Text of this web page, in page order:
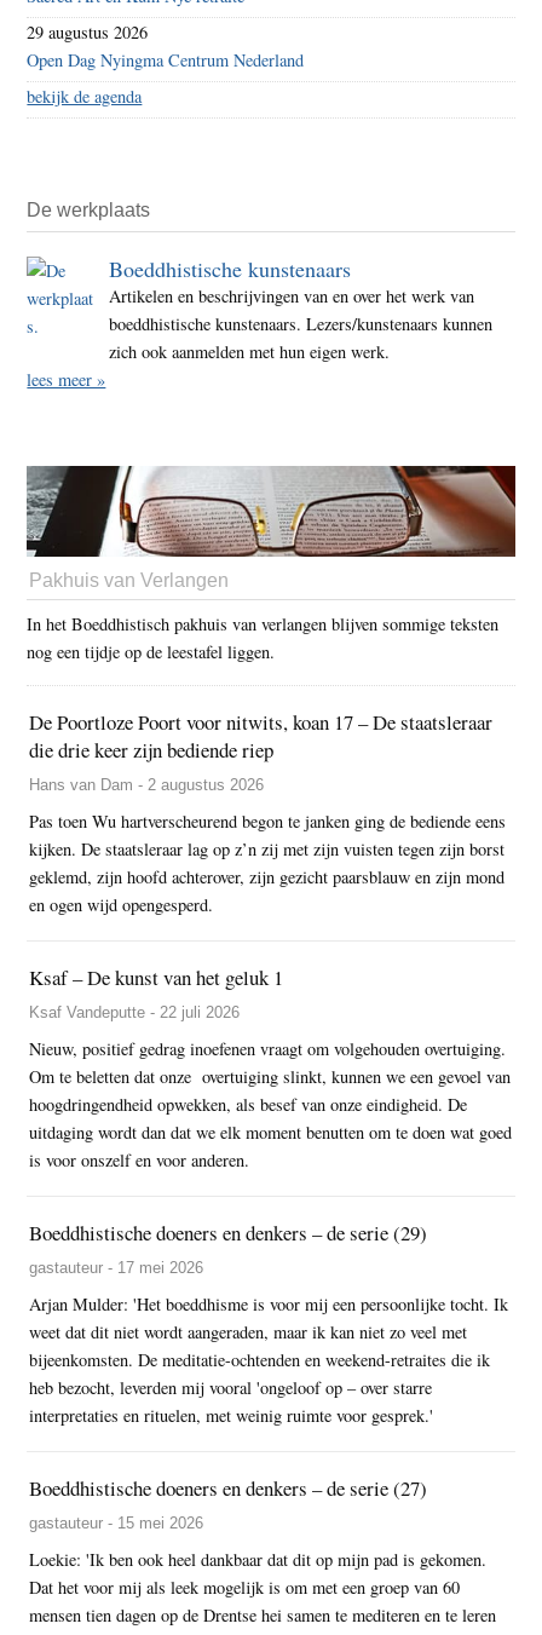
29 augustus 2026
Open Dag Nyingma Centrum Nederland
bekijk de agenda
De werkplaats
Boeddhistische kunstenaars
Artikelen en beschrijvingen van en over het werk van
boeddhistische kunstenaars. Lezers/kunstenaars kunnen
zich ook aanmelden met hun eigen werk.
lees meer »
Pakhuis van Verlangen
In het Boeddhistisch pakhuis van verlangen blijven sommige teksten
nog een tijdje op de leestafel liggen.
De Poortloze Poort voor nitwits, koan 17 – De staatsleraar
die drie keer zijn bediende riep
Hans van Dam - 2 augustus 2026
Pas toen Wu hartverscheurend begon te janken ging de bediende eens
kijken. De staatsleraar lag op z’n zij met zijn vuisten tegen zijn borst
geklemd, zijn hoofd achterover, zijn gezicht paarsblauw en zijn mond
en ogen wijd opengesperd.
Ksaf – De kunst van het geluk 1
Ksaf Vandeputte - 22 juli 2026
Nieuw, positief gedrag inoefenen vraagt om volgehouden overtuiging.
Om te beletten dat onze overtuiging slinkt, kunnen we een gevoel van
hoogdringendheid opwekken, als besef van onze eindigheid. De
uitdaging wordt dan dat we elk moment benutten om te doen wat goed
is voor onszelf en voor anderen.
Boeddhistische doeners en denkers – de serie (29)
gastauteur - 17 mei 2026
Arjan Mulder: 'Het boeddhisme is voor mij een persoonlijke tocht. Ik
weet dat dit niet wordt aangeraden, maar ik kan niet zo veel met
bijeenkomsten. De meditatie-ochtenden en weekend-retraites die ik
heb bezocht, leverden mij vooral 'ongeloof op – over starre
interpretaties en rituelen, met weinig ruimte voor gesprek.'
Boeddhistische doeners en denkers – de serie (27)
gastauteur - 15 mei 2026
Loekie: 'Ik ben ook heel dankbaar dat dit op mijn pad is gekomen.
Dat het voor mij als leek mogelijk is om met een groep van 60
mensen tien dagen op de Drentse hei samen te mediteren en te leren